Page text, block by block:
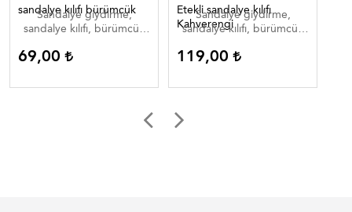
sandalye kılıfı bürümcük
Sandalye giydirme,
sandalye kılıfı, bürümcük
sandalye giydirme, düğün
sandalye kılıfı, lastikli
69,00
Etekli sandalye kılıfı
Kahverengi
Sandalye giydirme,
sandalye kılıfı, bürümcük
sandalye giydirme, düğün
sandalye kılıfı, lastikli
119,00